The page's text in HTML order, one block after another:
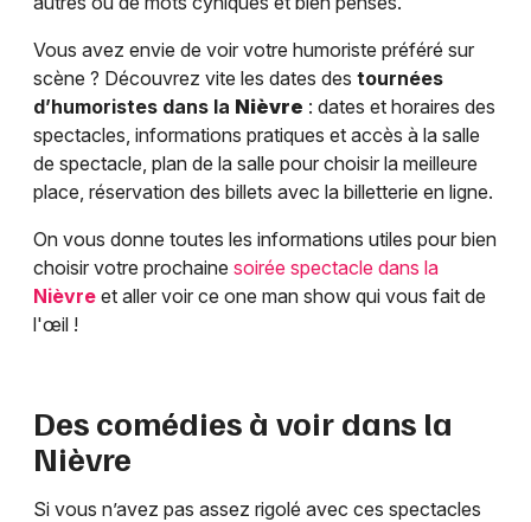
Vous avez envie de voir votre humoriste préféré sur
scène ? Découvrez vite les dates des tournées
d’humoristes dans la Nièvre : dates et horaires des
spectacles, informations pratiques et accès à la salle
de spectacle, plan de la salle pour choisir la meilleure
place, réservation des billets avec la billetterie en ligne.
On vous donne toutes les informations utiles pour bien
choisir votre prochaine soirée spectacle dans la
Nièvre et aller voir ce one man show qui vous fait de
l'œil !
Des comédies à voir dans la
Nièvre
Si vous n’avez pas assez rigolé avec ces spectacles